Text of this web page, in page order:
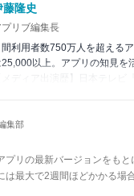
藤隆史
プリブ編集長
間利用者数750万人を超える
25,000以上。アプリの知見を
メディア出演歴】日本テレ
集部
リの最新バージョンをもと
は最大で2週間ほどかかる場